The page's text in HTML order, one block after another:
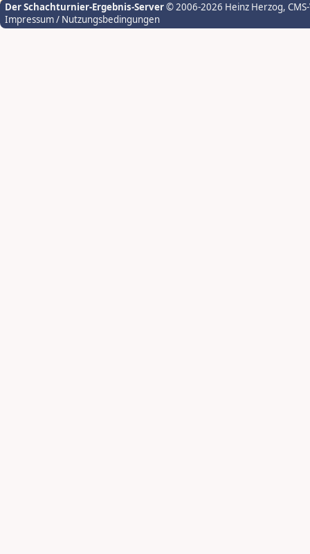
Der Schachturnier-Ergebnis-Server© 2006-2026 Heinz Herzog,
Impressum / Nutzungsbedingungen